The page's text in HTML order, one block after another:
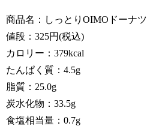
商品名：しっとりOIMOドーナツ
値段：325円(税込)
カロリー：379kcal
たんぱく質：4.5g
脂質：25.0g
炭水化物：33.5g
食塩相当量：0.7g